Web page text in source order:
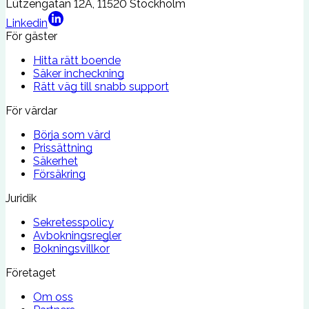
Lützengatan 12A, 11520 Stockholm
Linkedin
För gäster
Hitta rätt boende
Säker incheckning
Rätt väg till snabb support
För värdar
Börja som värd
Prissättning
Säkerhet
Försäkring
Juridik
Sekretesspolicy
Avbokningsregler
Bokningsvillkor
Företaget
Om oss